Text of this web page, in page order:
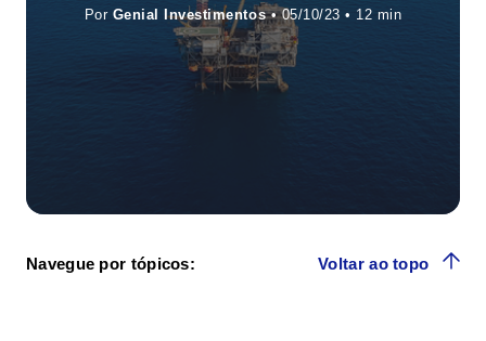
Por Genial Investimentos• 05/10/23 •
Navegue por tópicos: Voltar ao topo